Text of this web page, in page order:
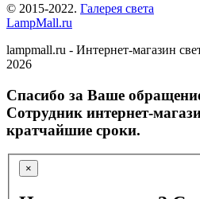
© 2015-2022. Галерея света
LampMall.ru
lampmall.ru - Интернет-магазин
2026
Спасибо за Ваше
Сотрудник интернет-
кратчайшие сроки.
×